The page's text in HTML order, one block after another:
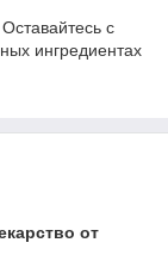
с
ингредиентах
от